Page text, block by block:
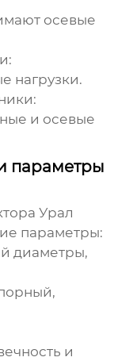
осевые
нагрузки.
и осевые
параметры
Урал
параметры:
диаметры,
и